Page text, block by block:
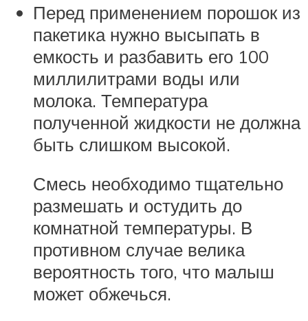
Перед применением порошок из
пакетика нужно высыпать в
емкость и разбавить его 100
миллилитрами воды или
молока. Температура
полученной жидкости не должна
быть слишком высокой.
Смесь необходимо тщательно
размешать и остудить до
комнатной температуры. В
противном случае велика
вероятность того, что малыш
может обжечься.